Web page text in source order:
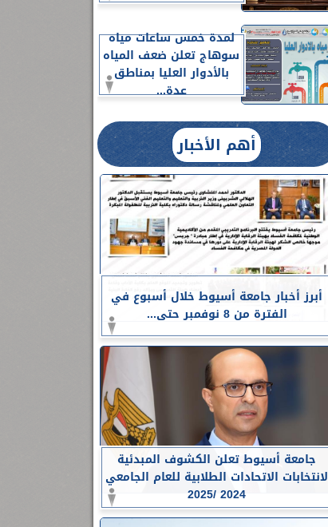
لمدة خمس ساعات مياه
سوهاج تعلن ضعف المياه
بالأدوار العليا بمناطق
عدة...
أهم الأخبار
أبرز أخبار جامعة أسيوط خلال أسبوع في
الفترة من 8 نوفمبر حتى...
جامعة أسيوط تعلن الكشوف المبدئية
لانتخابات الاتحادات الطلابية للعام الجامعي
2024 /2025